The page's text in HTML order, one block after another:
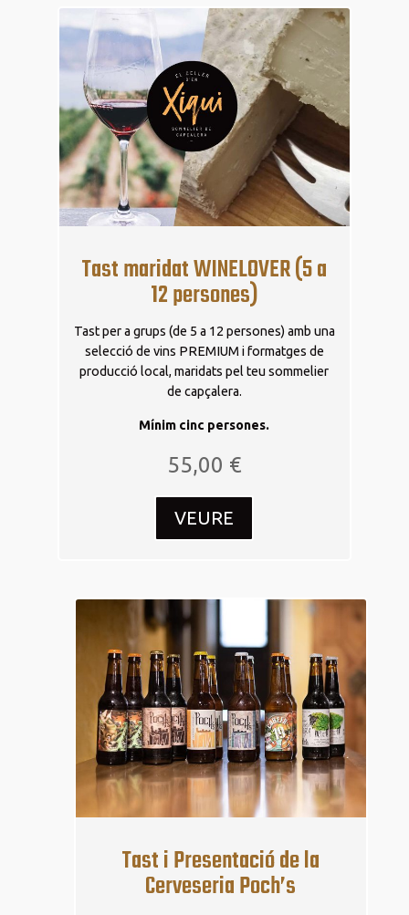
Tast maridat WINELOVER (5 a
12 persones)
Tast per a grups (de 5 a 12 persones) amb una
selecció de vins PREMIUM i formatges de
producció local, maridats pel teu sommelier
de capçalera.
Mínim cinc persones.
55,00 €
VEURE
08
març
Tast i Presentació de la
Cerveseria Poch’s